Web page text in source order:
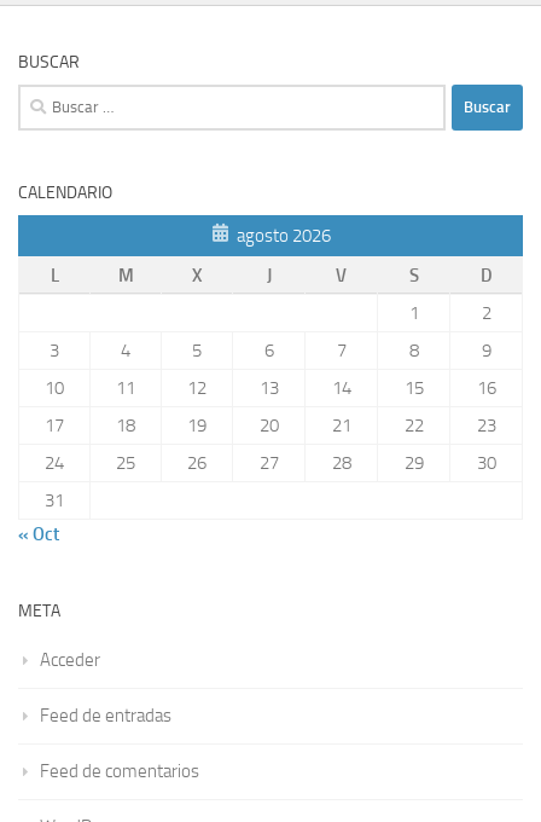
BUSCAR
Buscar:
CALENDARIO
agosto 2026
L
M X J V S
D
1
2
3
4 5 6 7 8
9
10
11 12 13 14 15
16
17
18 19 20 21 22
23
24
25 26 27 28 29
30
31
« Oct
META
Acceder
Feed de entradas
Feed de comentarios